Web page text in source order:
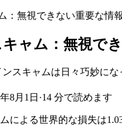
：無視できない重要な情報
ャム：無視で
スキャムは日々巧妙に
8月1日 ·14 分で読めます
による世界的な損失は